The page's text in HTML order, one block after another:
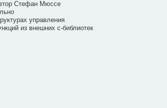
Стефан Мюссе
управления
из внешних c-библиотек